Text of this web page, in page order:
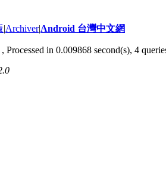
|Archiver|Android 台灣中文網
, Processed in 0.009868 second(s), 4